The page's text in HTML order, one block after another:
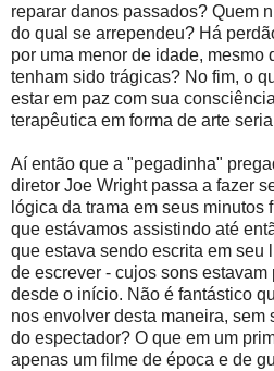
reparar danos passados? Quem
do qual se arrependeu? Há
por uma menor de idade, mesmo
tenham sido trágicas? No fim, o
estar em paz com sua
terapêutica em forma de arte
Aí então que a "pegadinha"
diretor Joe Wright passa a fazer
lógica da trama em seus minutos
que estávamos assistindo até
que estava sendo escrita em seu
de escrever - cujos sons
desde o início. Não é fantástico
nos envolver desta maneira, sem
do espectador? O que em um
apenas um filme de época e de